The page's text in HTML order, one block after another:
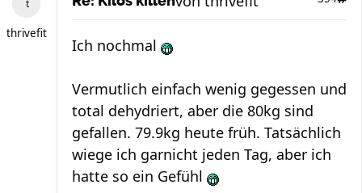
thrivefit
Ich nochmal
Vermutlich einfach wenig gegessen und
total dehydriert, aber die 80kg sind
gefallen. 79.9kg heute früh. Tatsächlich
wiege ich garnicht jeden Tag, aber ich
hatte so ein Gefühl